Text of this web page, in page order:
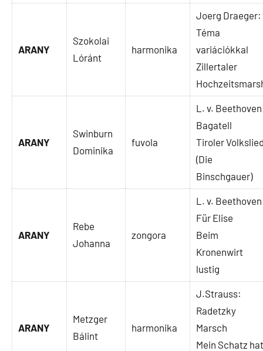
ARANY
Szokolai
Lóránt
harmonika
Joerg Draeger:
Téma
variációkkal
Zillertaler
ARANY
Swinburn
Dominika
fuvola
L. v.
Bagatell
Tiroler
(Die
Binschgauer)
ARANY
Rebe
Johanna
zongora
L. v.
Für Elise
Beim
Kronenwirt
lustig
ARANY
Metzger
Bálint
harmonika
J.Strauss:
Radetzky
Marsch
Mein Schatz